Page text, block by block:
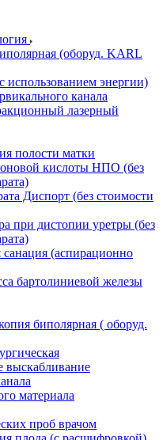
(оборуд. KARL
использованием энергии)
канала
лазерный
полости матки
кислоты НПО (без
Диспорт (без стоимости
при дистопии уретры (без
(аспирационно
бартолиниевой железы
биполярная ( оборуд.
выскабливание
материала
проб врачом